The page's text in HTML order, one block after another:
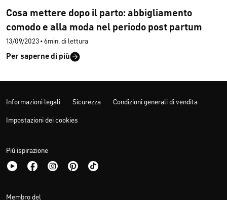
Cosa mettere dopo il parto: abbigliamento
comodo e alla moda nel periodo post partum
13/09/2023 • 6min. di lettura
Per saperne di più
Informazioni legali Sicurezza Condizioni generali di vendita
Impostazioni dei cookies
Più ispirazione
Membro del